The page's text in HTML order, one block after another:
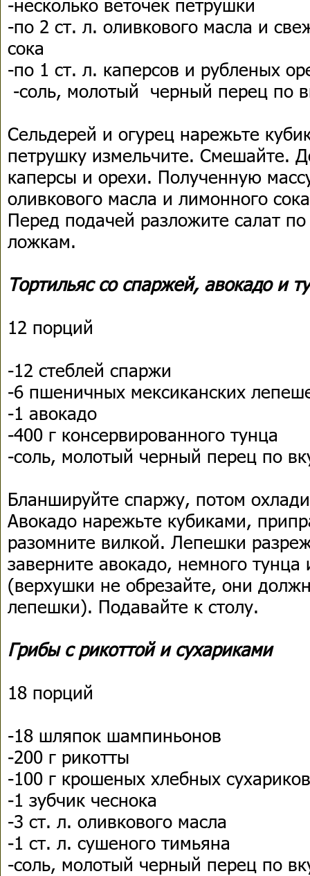
-по 2 ст. л. оливкового масла и
сока
-по 1 ст. л. каперсов и рубленых
-соль, молотый черный перец по
Сельдерей и огурец нарежьте
петрушку измельчите. Смешайте.
каперсы и орехи. Полученную
оливкового масла и лимонного
Перед подачей разложите салат
ложкам.
Тортильяс со спаржей, авокадо и
12 порций
-12 стеблей спаржи
-6 пшеничных мексиканских
-1 авокадо
-400 г консервированного тунца
-соль, молотый черный перец по
Бланшируйте спаржу, потом
Авокадо нарежьте кубиками,
разомните вилкой. Лепешки
заверните авокадо, немного тунца
(верхушки не обрезайте, они
лепешки). Подавайте к столу.
Грибы с рикоттой и сухариками
18 порций
-18 шляпок шампиньонов
-200 г рикотты
-100 г крошеных хлебных сухариков
-1 зубчик чеснока
-3 ст. л. оливкового масла
-1 ст. л. сушеного тимьяна
-соль, молотый черный перец по